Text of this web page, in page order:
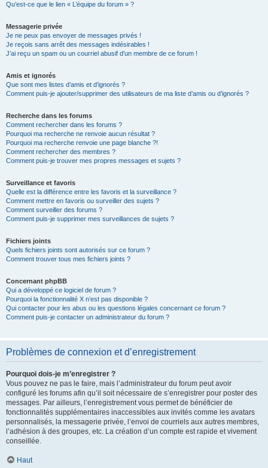
Qu’est-ce que le lien « L’équipe du forum » ?
Messagerie privée
Je ne peux pas envoyer de messages privés !
Je reçois sans arrêt des messages indésirables !
J’ai reçu un spam ou un courriel abusif d’un membre de ce forum !
Amis et ignorés
Que sont mes listes d’amis et d’ignorés ?
Comment puis-je ajouter/supprimer des utilisateurs de ma liste d’amis ou d’ignorés ?
Recherche dans les forums
Comment rechercher dans les forums ?
Pourquoi ma recherche ne renvoie aucun résultat ?
Pourquoi ma recherche renvoie une page blanche ?!
Comment rechercher des membres ?
Comment puis-je trouver mes propres messages et sujets ?
Surveillance et favoris
Quelle est la différence entre les favoris et la surveillance ?
Comment mettre en favoris ou surveiller des sujets ?
Comment surveiller des forums ?
Comment puis-je supprimer mes surveillances de sujets ?
Fichiers joints
Quels fichiers joints sont autorisés sur ce forum ?
Comment trouver tous mes fichiers joints ?
Concernant phpBB
Qui a développé ce logiciel de forum ?
Pourquoi la fonctionnalité X n’est pas disponible ?
Qui contacter pour les abus ou les questions légales concernant ce forum ?
Comment puis-je contacter un administrateur du forum ?
Problèmes de connexion et d’enregistrement
Pourquoi dois-je m’enregistrer ?
Vous pouvez ne pas le faire, mais l’administrateur du forum peut avoir
configuré les forums afin qu’il soit nécessaire de s’enregistrer pour poster des
messages. Par ailleurs, l’enregistrement vous permet de bénéficier de
fonctionnalités supplémentaires inaccessibles aux invités comme les avatars
personnalisés, la messagerie privée, l’envoi de courriels aux autres membres,
l’adhésion à des groupes, etc. La création d’un compte est rapide et vivement
conseillée.
Haut